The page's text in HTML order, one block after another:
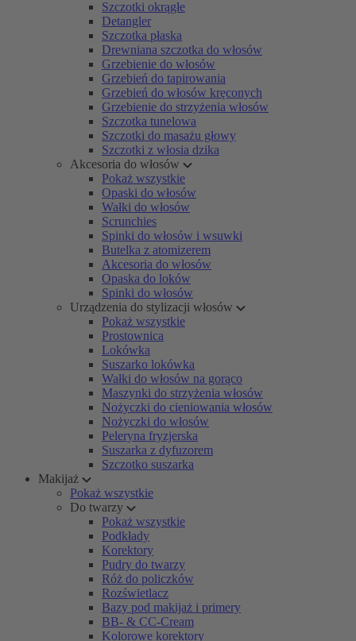
Szczotki okrągłe
Detangler
Szczotka płaska
Drewniana szczotka do włosów
Grzebienie do włosów
Grzebień do tapirowania
Grzebień do włosów kręconych
Grzebienie do strzyżenia włosów
Szczotka tunelowa
Szczotki do masażu głowy
Szczotki z włosia dzika
Akcesoria do włosów
Pokaż wszystkie
Opaski do włosów
Wałki do włosów
Scrunchies
Spinki do włosów i wsuwki
Butelka z atomizerem
Akcesoria do włosów
Opaska do loków
Spinki do włosów
Urządzenia do stylizacji włosów
Pokaż wszystkie
Prostownica
Lokówka
Suszarko lokówka
Wałki do włosów na gorąco
Maszynki do strzyżenia włosów
Nożyczki do cieniowania włosów
Nożyczki do włosów
Peleryna fryzjerska
Suszarka z dyfuzorem
Szczotko suszarka
Makijaż
Pokaż wszystkie
Do twarzy
Pokaż wszystkie
Podkłady
Korektory
Pudry do twarzy
Róż do policzków
Rozświetlacz
Bazy pod makijaż i primery
BB- & CC-Cream
Kolorowe korektory